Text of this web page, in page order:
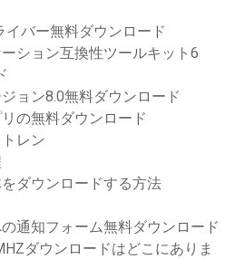
バー無料ダウンロード
ション互換性ツールキット6
ョン8.0無料ダウンロード
の無料ダウンロード
レン
ダウンロードする方法
通知フォーム無料ダウンロード
ダウンロードはどこにありま